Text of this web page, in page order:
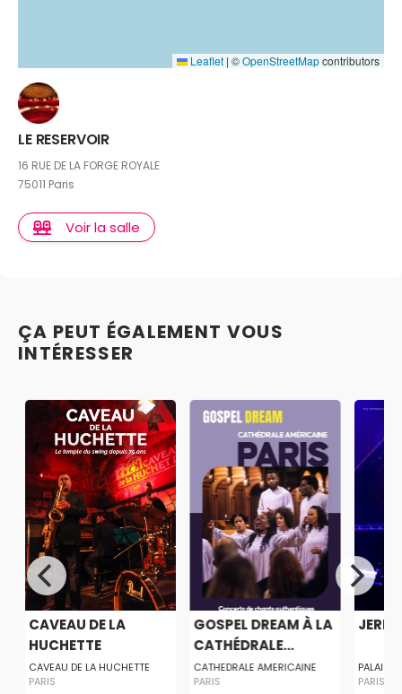
Leaflet | ©OpenStreetMapcontributors
LE RESERVOIR
16 RUE DE LA FORGE ROYALE
75011 Paris
Voir la salle
ÇA PEUT ÉGALEMENT VOUS
INTÉRESSER
CAVEAU DE LA
HUCHETTE
CAVEAU DE LA HUCHETTE
PARIS
GOSPEL DREAM À LA
CATHÉDRALE...
CATHEDRALE AMERICAINE
PARIS
PALAIS
PARIS